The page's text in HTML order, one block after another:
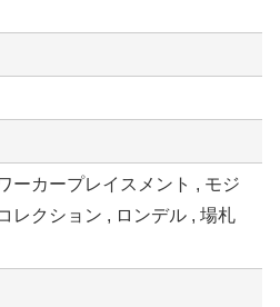
ーカープレイスメント , モジ
レクション , ロンデル , 場札